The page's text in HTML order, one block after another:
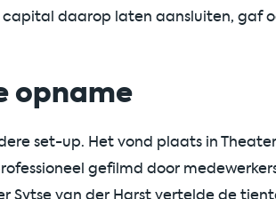
daarop laten aansluiten, gaf
opname
set-up. Het vond plaats in
gefilmd door
Sytse van der Harst vertelde de